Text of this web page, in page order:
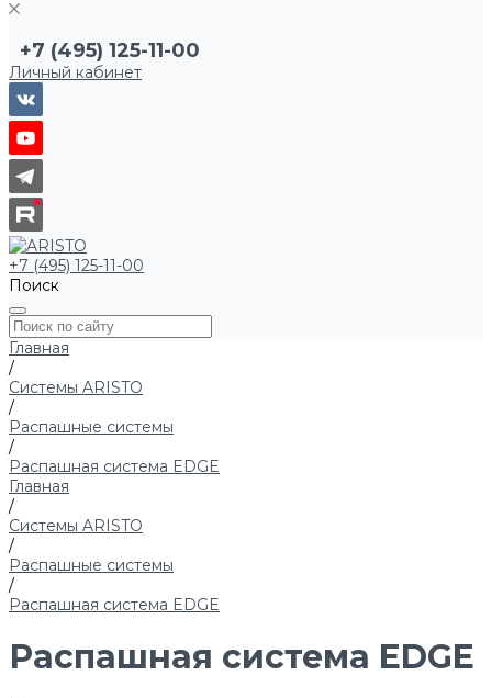
+7 (495) 125-11-00
Личный кабинет
+7 (495) 125-11-00
Поиск
Главная
/
Системы ARISTO
/
Распашные системы
/
Распашная система EDGE
Главная
/
Системы ARISTO
/
Распашные системы
/
Распашная система EDGE
Распашная система EDGE